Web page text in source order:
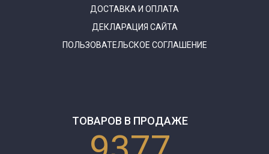
ДОСТАВКА И ОПЛАТА
ДЕКЛАРАЦИЯ САЙТА
ПОЛЬЗОВАТЕЛЬСКОЕ СОГЛАШЕНИЕ
ТОВАРОВ В ПРОДАЖЕ